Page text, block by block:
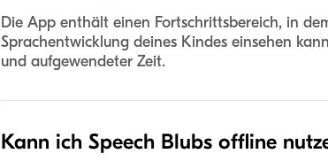
Die App enthält einen Fortschrittsbereich, in
Sprachentwicklung deines Kindes einsehen
und aufgewendeter Zeit.
Kann ich Speech Blubs offline